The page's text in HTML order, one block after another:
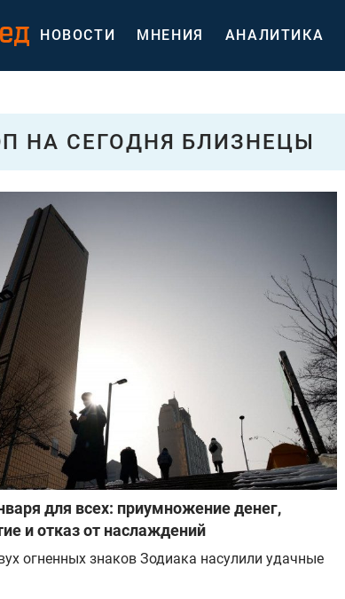
НОВОСТИ МНЕНИЯ АНАЛИТИКА
НА СЕГОДНЯ БЛИЗНЕЦЫ
для всех: приумножение денег,
и отказ от наслаждений
огненных знаков Зодиака насулили удачные